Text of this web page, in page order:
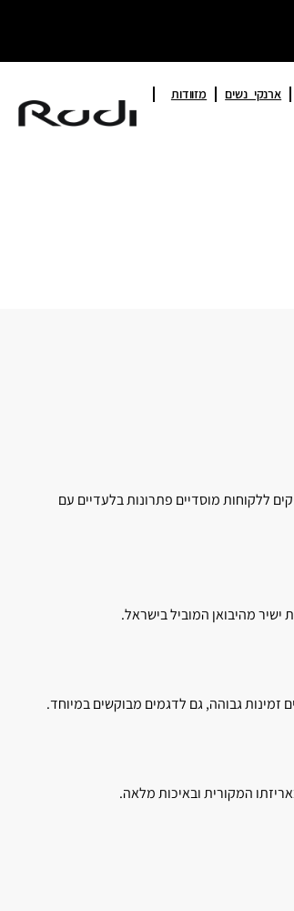
ארנקי נשים מזוודות
ללקוחות מוסדיים פתרונות בלעדיים עם
ישיר מהיבואן המוביל בישראל.
גבוהה, גם לדגמים מבוקשים במיוחד.
המקורית ובאיכות מלאה.